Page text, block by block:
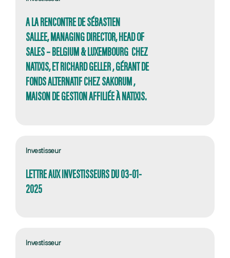
A LA RENCONTRE DE SÉBASTIEN
SALLEE, MANAGING DIRECTOR, HEAD OF
SALES – BELGIUM & LUXEMBOURG CHEZ
NATIXIS, ET RICHARD GELLER , GÉRANT DE
FONDS ALTERNATIF CHEZ SAKORUM ,
MAISON DE GESTION AFFILIÉE À NATIXIS.
Investisseur
LETTRE AUX INVESTISSEURS DU 03-01-
2025
Investisseur